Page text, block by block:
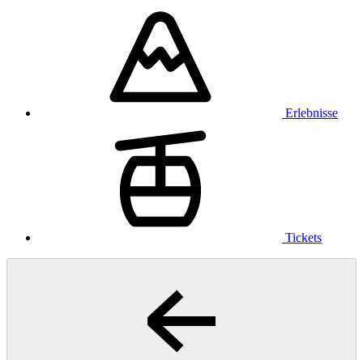
Erlebnisse
Tickets